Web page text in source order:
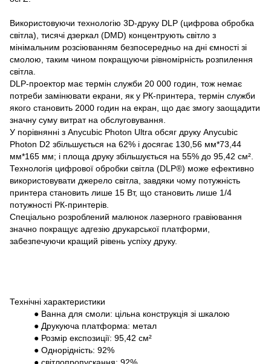
Використовуючи технологію 3D-друку DLP (цифрова обробка
світла), тисячі дзеркал (DMD) концентрують світло з
мінімальним розсіюванням безпосередньо на дні ємності зі
смолою, таким чином покращуючи рівномірність розпилення
світла.
DLP-проектор має термін служби 20 000 годин, тож немає
потреби замінювати екрани, як у РК-принтера, термін служби
якого становить 2000 годин на екран, що дає змогу заощадити
значну суму витрат на обслуговування.
У порівнянні з Anycubic Photon Ultra обсяг друку Anycubic
Photon D2 збільшується на 62% і досягає 130,56 мм*73,44
мм*165 мм; і площа друку збільшується на 55% до 95,42 см².
Технологія цифрової обробки світла (DLP®) може ефективно
використовувати джерело світла, завдяки чому потужність
принтера становить лише 15 Вт, що становить лише 1/4
потужності РК-принтерів.
Спеціально розроблений малюнок лазерного гравіювання
значно покращує адгезію друкарської платформи,
забезпечуючи кращий рівень успіху друку.
Технічні характеристики
● Ванна для смоли: цільна конструкція зі шкалою
● Друкуюча платформа: метал
● Розмір експозиції: 95,42 см²
● Однорідність: 92%
● світлопропускання: 92%